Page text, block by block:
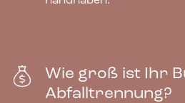
Wie groß ist Ihr
Abfalltrennung?